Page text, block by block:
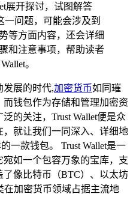
展开探讨，试图解答
一问题，可能会涉及到
等方面内容，还会详细
和注意事项，帮助读者
。
发展的时代,加密货币如同璀
钱包作为存储和管理加密资
的关注，Trust Wallet便是众
就让我们一同深入、详细地
一款钱包。 Trust Wallet是一
如一个包容万象的宝库，支
像比特币（BTC）、以太坊
在加密货币领域占据主流地